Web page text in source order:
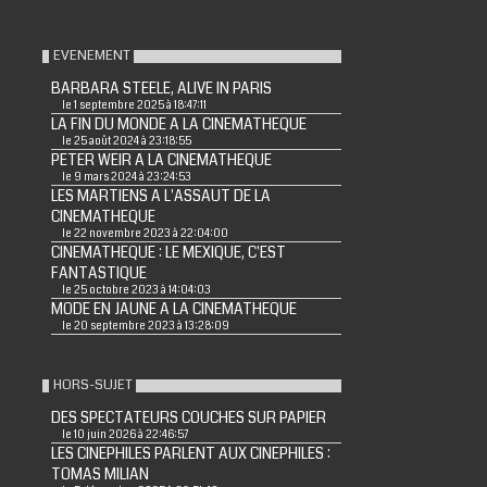
EVENEMENT
BARBARA STEELE, ALIVE IN PARIS
le 1 septembre 2025 à 18:47:11
LA FIN DU MONDE A LA CINEMATHEQUE
le 25 août 2024 à 23:18:55
PETER WEIR A LA CINEMATHEQUE
le 9 mars 2024 à 23:24:53
LES MARTIENS A L'ASSAUT DE LA
CINEMATHEQUE
le 22 novembre 2023 à 22:04:00
CINEMATHEQUE : LE MEXIQUE, C'EST
FANTASTIQUE
le 25 octobre 2023 à 14:04:03
MODE EN JAUNE A LA CINEMATHEQUE
le 20 septembre 2023 à 13:28:09
HORS-SUJET
DES SPECTATEURS COUCHES SUR PAPIER
le 10 juin 2026 à 22:46:57
LES CINEPHILES PARLENT AUX CINEPHILES :
TOMAS MILIAN